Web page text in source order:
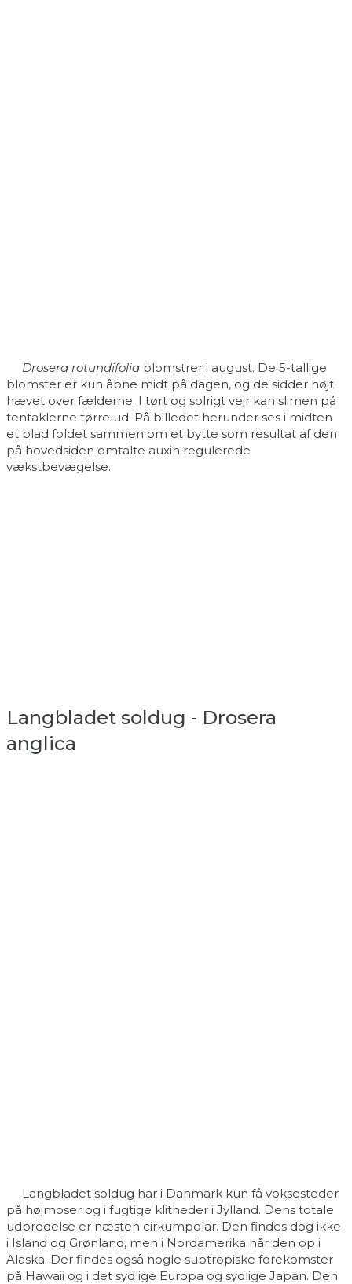
Drosera rotundifolia blomstrer i august. De 5-tallige
blomster er kun åbne midt på dagen, og de sidder højt
hævet over fælderne. I tørt og solrigt vejr kan slimen på
tentaklerne tørre ud. På billedet herunder ses i midten
et blad foldet sammen om et bytte som resultat af den
på hovedsiden omtalte auxin regulerede
vækstbevægelse.
Langbladet soldug - Drosera
anglica
Langbladet soldug har i Danmark kun få voksesteder
på højmoser og i fugtige klitheder i Jylland. Dens totale
udbredelse er næsten cirkumpolar. Den findes dog ikke
i Island og Grønland, men i Nordamerika når den op i
Alaska. Der findes også nogle subtropiske forekomster
på Hawaii og i det sydlige Europa og sydlige Japan. Den